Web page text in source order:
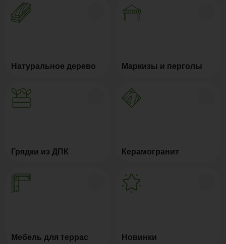
Натуральное дерево Маркизы и перголы
Грядки из ДПК Керамогранит
Мебель для террас Новинки